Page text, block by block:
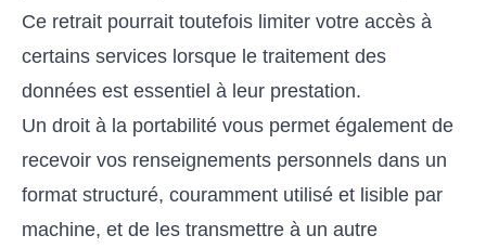
Ce retrait pourrait toutefois limiter votre accès à
certains services lorsque le traitement des
données est essentiel à leur prestation.
Un droit à la portabilité vous permet également de
recevoir vos renseignements personnels dans un
format structuré, couramment utilisé et lisible par
machine, et de les transmettre à un autre